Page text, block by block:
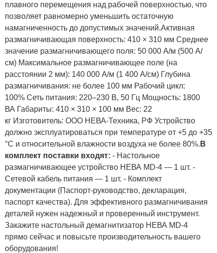
плавного перемещения над рабочей поверхностью, что
позволяет равномерно уменьшить остаточную
намагниченность до допустимых значений.Активная
размагничивающая поверхность: 410 × 310 мм Среднее
значение размагничивающего поля: 50 000 А/м (500 А/
см) Максимальное размагничивающее поле (на
расстоянии 2 мм): 140 000 А/м (1 400 А/см) Глубина
размагничивания: не более 100 мм Рабочий цикл:
100% Сеть питания: 220–230 В, 50 Гц Мощность: 1800
ВА Габариты: 410 × 310 × 100 мм Вес: 22
кг Изготовитель: ООО НЕВА-Техника, РФ Устройство
должно эксплуатироваться при температуре от +5 до +35
°C и относительной влажности воздуха не более 80%. В
комплект поставки входят: - Настольное
размагничивающее устройство НЕВА MD-4 — 1 шт. -
Сетевой кабель питания — 1 шт. - Комплект
документации (Паспорт-руководство, декларация,
паспорт качества). Для эффективного размагничивания
деталей нужен надежный и проверенный инструмент.
Закажите настольный демагнитизатор НЕВА MD-4
прямо сейчас и повысьте производительность вашего
оборудования!